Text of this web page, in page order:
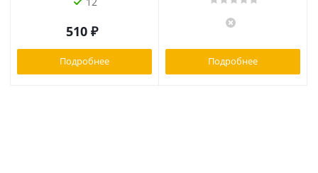
510 ₽
Подробнее Подробнее